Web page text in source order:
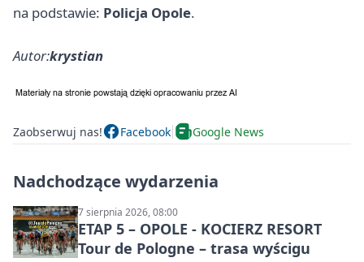
na podstawie: Policja Opole.
Autor:krystian
Zaobserwuj nas! Facebook Google News
Nadchodzące wydarzenia
7 sierpnia 2026, 08:00
ETAP 5 – OPOLE - KOCIERZ RESORT
Tour de Pologne – trasa wyścigu